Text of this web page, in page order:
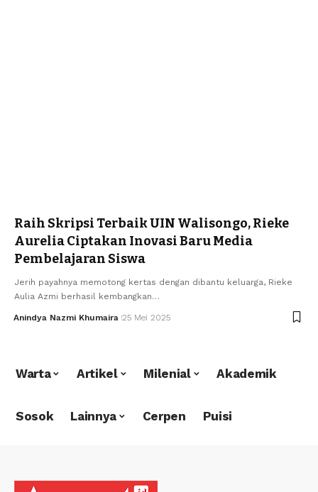
Raih Skripsi Terbaik UIN Walisongo, Rieke
Aurelia Ciptakan Inovasi Baru Media
Pembelajaran Siswa
Jerih payahnya memotong kertas dengan dibantu keluarga, Rieke
Aulia Azmi berhasil kembangkan…
Anindya Nazmi Khumaira 25 Mei 2025
Warta Artikel Milenial Akademik
Sosok Lainnya Cerpen Puisi